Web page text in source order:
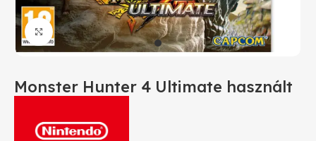
Click to enlarge
Monster Hunter 4 Ultimate használt